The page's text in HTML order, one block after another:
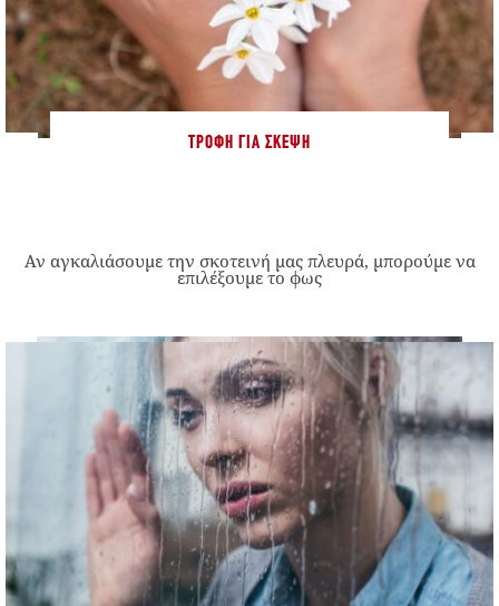
ΤΡΟΦΉ ΓΙΑ ΣΚΈΨΗ
Αν αγκαλιάσουμε την σκοτεινή μας πλευρά, μπορούμε να
επιλέξουμε το φως